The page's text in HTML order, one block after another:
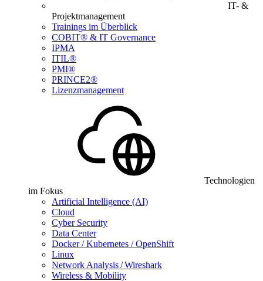
IT- &
Projektmanagement
Trainings im Überblick
COBIT® & IT Governance
IPMA
ITIL®
PMI®
PRINCE2®
Lizenzmanagement
Technologien
im Fokus
Artificial Intelligence (AI)
Cloud
Cyber Security
Data Center
Docker / Kubernetes / OpenShift
Linux
Network Analysis / Wireshark
Wireless & Mobility